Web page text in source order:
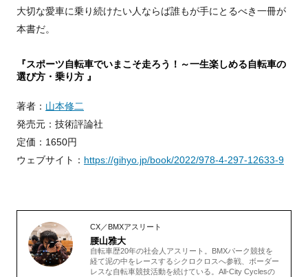
大切な愛車に乗り続けたい人ならば誰もが手にとるべき一冊が
本書だ。
『スポーツ自転車でいまこそ走ろう！～一生楽しめる自転車の
選び方・乗り方 』
著者： 山本修二
発売元：技術評論社
定価：1650円
ウェブサイト： https://gihyo.jp/book/2022/978-4-297-12633-9
CX／BMXアスリート
腰山雅大
自転車歴20年の社会人アスリート。BMXパーク競技を
経て泥の中をレースするシクロクロスへ参戦、ボーダー
レスな自転車競技活動を続けている。All-City Cyclesの